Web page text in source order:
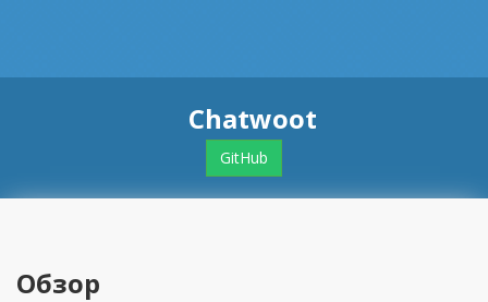
Chatwoot
GitHub
Обзор